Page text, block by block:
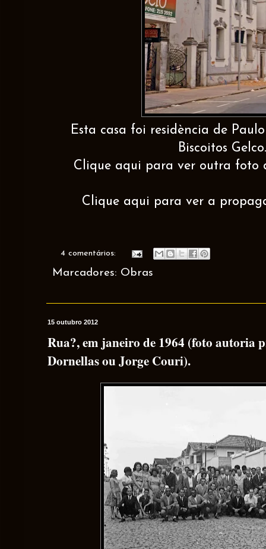
Esta casa foi residència de
Biscoitos
Clique aqui para ver outra foto
Clique aqui para ver a
4 comentários:
Marcadores: Obras
15 outubro 2012
Rua?, em janeiro de 1964 (foto autoria
Dornellas ou Jorge Couri).